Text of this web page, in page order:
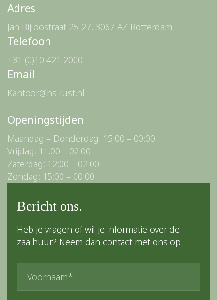
Adres
Jan Bijloostraat 25-27, 3067 AZ Rotterdam
Telefoon
+31 (0)10 421 2000
Email
Kantoor@hs-lust.nl
Openingstijden
Maandag – Donderdag: 15:00 – 00:00
Vrijdag: 11:00 – 02:00
Zaterdag: 12:00 – 02:00
Zondag: 15:00 – 00:00
Bericht ons.
Heb je vragen of wil je informatie over de
zaalhuur? Neem dan contact met ons op.